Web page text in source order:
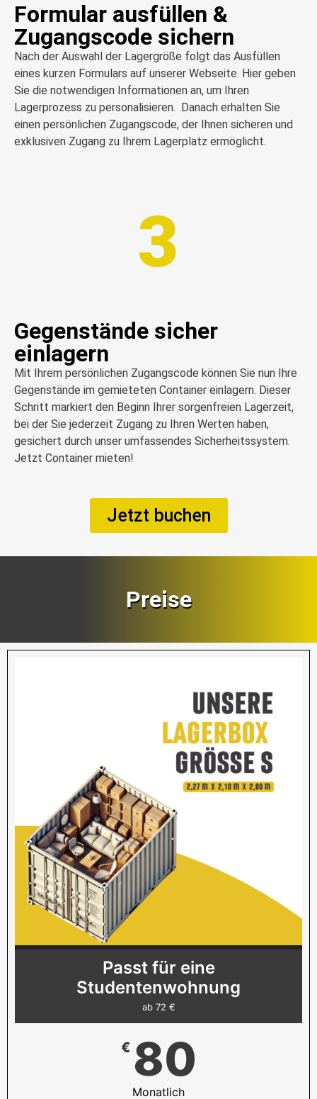
Formular ausfüllen &
Zugangscode sichern
Nach der Auswahl der Lagergröße folgt das Ausfüllen
eines kurzen Formulars auf unserer Webseite. Hier geben
Sie die notwendigen Informationen an, um Ihren
Lagerprozess zu personalisieren. Danach erhalten Sie
einen persönlichen Zugangscode, der Ihnen sicheren und
exklusiven Zugang zu Ihrem Lagerplatz ermöglicht.
3
Gegenstände sicher
einlagern
Mit Ihrem persönlichen Zugangscode können Sie nun Ihre
Gegenstände im gemieteten Container einlagern. Dieser
Schritt markiert den Beginn Ihrer sorgenfreien Lagerzeit,
bei der Sie jederzeit Zugang zu Ihren Werten haben,
gesichert durch unser umfassendes Sicherheitssystem.
Jetzt Container mieten!
Jetzt buchen
Preise
Passt für eine
Studentenwohnung
ab 72 €
€ 80
Monatlich